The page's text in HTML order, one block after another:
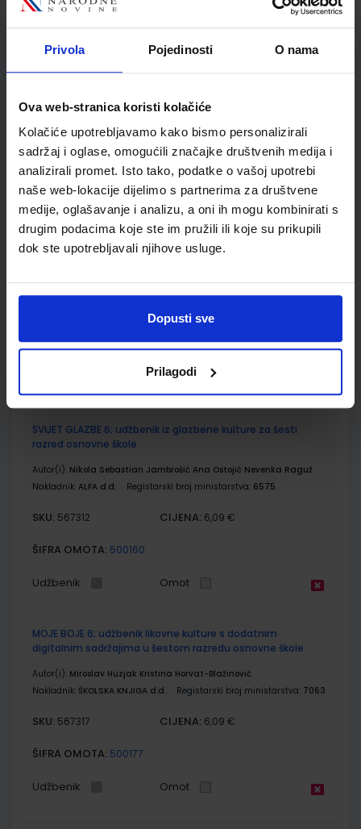
Privola Pojedinosti O nama
Ova web-stranica koristi kolačiće
Kolačiće upotrebljavamo kako bismo personalizirali
sadržaj i oglase, omogućili značajke društvenih medija i
analizirali promet. Isto tako, podatke o vašoj upotrebi
naše web-lokacije dijelimo s partnerima za društvene
medije, oglašavanje i analizu, a oni ih mogu kombinirati s
drugim podacima koje ste im pružili ili koje su prikupili
dok ste upotrebljavali njihove usluge.
Dopusti sve
Prilagodi
KLIO 6; udžbenik povijesti s dodatnim digitalnim sadržajima
Autor(i):Željko Brdal Margita Madunić Kaniški Toni Rajković
ŠIFRA OMOTA: 500163
Udžbenik
KLIO 6; radna bilježnica za povijest u šestom razredu
osnovne škole
Autor(i):Željko Brdal Margita Madunić Kaniški Toni Rajković
7040-DOM
CIJENA: 13,60 €
ŠIFRA OMOTA:500163
Omot
SVIJET GLAZBE 6; udžbenik iz glazbene kulture za šesti
razred osnovne škole
Autor(i): Nikola Sebastian Jambrošić Ana Ostojić Nevenka Raguž
Nakladnik: ALFA d.d. Registarski broj ministarstva: 6575
SKU: 567312 CIJENA: 6,09 €
ŠIFRA OMOTA: 500160
Udžbenik Omot
MOJE BOJE 6; udžbenik likovne kulture s dodatnim
digitalnim sadržajima u šestom razredu osnovne škole
Autor(i): Miroslav Huzjak Kristina Horvat-Blažinović
Nakladnik: ŠKOLSKA KNJIGA d.d. Registarski broj ministarstva: 7063
SKU: 567317 CIJENA: 6,09 €
ŠIFRA OMOTA: 500177
Udžbenik Omot